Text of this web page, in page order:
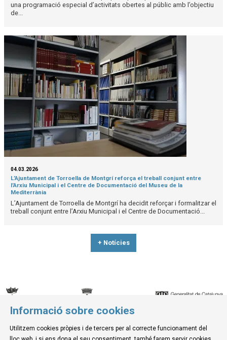
una programació especial d’activitats obertes al públic amb l’objectiu
de...
04.03.2026
L’Ajuntament de Torroella de Montgrí reforça el treball conjunt entre
l’Arxiu Municipal i el Centre de Documentació del Museu de la
Mediterrània
L’Ajuntament de Torroella de Montgrí ha decidit reforçar i formalitzar el
treball conjunt entre l’Arxiu Municipal i el Centre de Documentació...
+ Notícies
© Museu de la Mediterrània
C. d'Ullà, 27-31 | 17257 Torroella de Montgrí
Informació sobre cookies
Utilitzem cookies pròpies i de tercers per al correcte funcionament del